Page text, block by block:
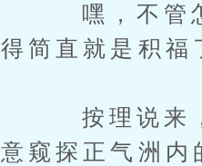
嘿，不管怎
得简直就是积福
按理说来，
意窥探正气洲内